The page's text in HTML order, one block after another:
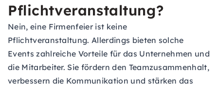
Pflichtveranstaltung?
Nein, eine Firmenfeier ist keine
Pflichtveranstaltung. Allerdings bieten solche
Events zahlreiche Vorteile für das Unternehmen und
die Mitarbeiter. Sie fördern den Teamzusammenhalt,
verbessern die Kommunikation und stärken das